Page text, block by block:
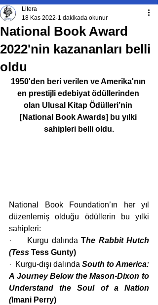
National Book Award
2022'nin kazananları belli
oldu
Litera
18 Kas 2022 1 dakikada okunur
1950'den beri verilen ve Amerika'nın
en prestijli edebiyat ödüllerinden
olan Ulusal Kitap Ödülleri’nin
[National Book Awards] bu yılki
sahipleri belli oldu.
National Book Foundation’ın her yıl
düzenlemiş olduğu ödüllerin bu yılki
sahipleri:
·     Kurgu dalında The Rabbit Hutch
(Tess Tess Gunty)
·  Kurgu-dışı dalında South to America:
A Journey Below the Mason-Dixon to
Understand the Soul of a Nation
(Imani Perry)